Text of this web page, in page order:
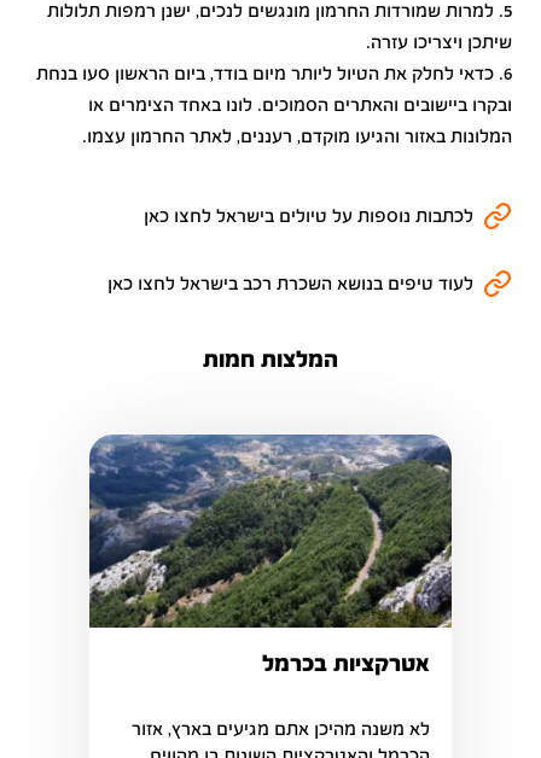
5. למרות שמורדות החרמון מונגשים לנכים, ישנן רמפות תלולות
שיתכן ויצריכו עזרה.
6. כדאי לחלק את הטיול ליותר מיום בודד, ביום הראשון סעו בנחת
ובקרו ביישובים והאתרים הסמוכים. לונו באחד הצימרים או
המלונות באזור והגיעו מוקדם, רעננים, לאתר החרמון עצמו.
לכתבות נוספות על טיולים בישראל לחצו כאן
לעוד טיפים בנושא השכרת רכב בישראל לחצו כאן
המלצות חמות
אטרקציות בכרמל